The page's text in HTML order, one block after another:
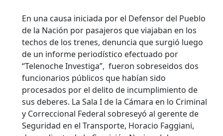
En una causa iniciada por el Defensor del Pueblo
de la Nación por pasajeros que viajaban en los
techos de los trenes, denuncia que surgió luego
de un informe periodístico efectuado por
“Telenoche Investiga”, fueron sobreseidos dos
funcionarios públicos que habían sido
procesados por el delito de incumplimiento de
sus deberes. La Sala I de la Cámara en lo Criminal
y Correccional Federal sobreseyó al gerente de
Seguridad en el Transporte, Horacio Faggiani,